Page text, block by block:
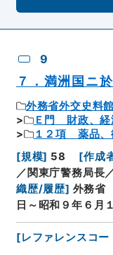
9
７．満洲国ニ
外務省外交史料館
Ｅ門 財政、経
１２項 薬品、
[規模] 58 [作成
／関東庁警務局長
織歴/履歴] 外務省
日～昭和９年６月
[レファレンスコー